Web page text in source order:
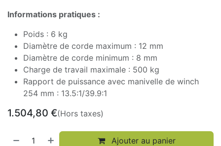
Informations pratiques :
Poids : 6 kg
Diamètre de corde maximum : 12 mm
Diamètre de corde minimum : 8 mm
Charge de travail maximale : 500 kg
Rapport de puissance avec manivelle de winch
254 mm : 13.5:1/39.9:1
1.504,80 €(Hors taxes)
Ajouter au panier